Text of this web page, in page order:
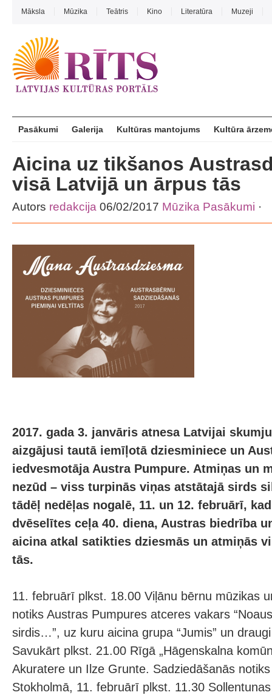
Māksla Mūzika Teātris Kino Literatūra Muzeji
Pasākumi Galerija Kultūras mantojums Kultūra
Aicina uz tikšanos
visā Latvijā un ārpus tās
Autors redakcija 06/02/2017 Mūzika Pasākumi ·
2017. gada 3. janvāris atnesa Latvijai
aizgājusi tautā iemīļotā dziesminiece un
iedvesmotāja Austra Pumpure. Atmiņas un
nezūd – viss turpinās viņas atstātajā sirds
tādēļ nedēļas nogalē, 11. un 12. februārī,
dvēselītes ceļa 40. diena, Austras biedrība
aicina atkal satikties dziesmās un atmiņās
tās.
11. februārī plkst. 18.00 Viļānu bērnu mūzikas
notiks Austras Pumpures atceres vakars
sirdis…”, uz kuru aicina grupa “Jumis” un
Savukārt plkst. 21.00 Rīgā „Hāgenskalna
Akuratere un Ilze Grunte. Sadziedāšanās
Stokholmā, 11. februārī plkst. 11.30